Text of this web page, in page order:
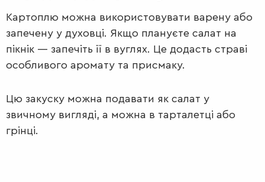
Картоплю можна використовувати варену або
запечену у духовці. Якщо плануєте салат на
пікнік — запечіть її в вуглях. Це додасть страві
особливого аромату та присмаку.
Цю закуску можна подавати як салат у
звичному вигляді, а можна в тарталетці або
грінці.